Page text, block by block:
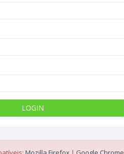
LOGIN